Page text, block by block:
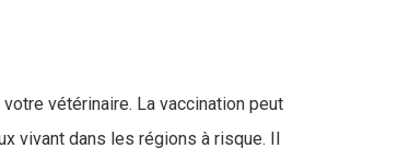
vétérinaire. La vaccination peut
vivant dans les régions à risque. Il